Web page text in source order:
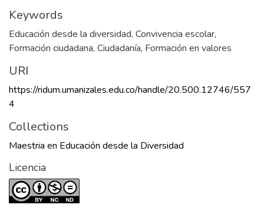
Keywords
Educación desde la diversidad, Convivencia escolar,
Formación ciudadana, Ciudadanía, Formación en valores
URI
https://ridum.umanizales.edu.co/handle/20.500.12746/557
4
Collections
Maestria en Educación desde la Diversidad
Licencia